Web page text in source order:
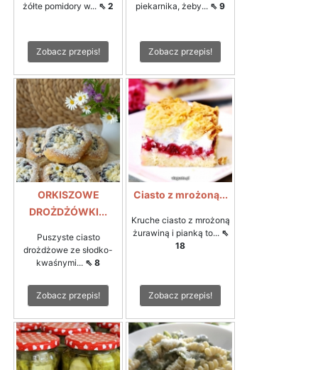
żółte pomidory w... ⇖ 2
Zobacz przepis!
piekarnika, żeby... ⇖ 9
Zobacz przepis!
ORKISZOWE
DROŻDŻÓWKI...
Puszyste ciasto
drożdżowe ze słodko-
kwaśnymi... ⇖ 8
Zobacz przepis!
Ciasto z mrożoną...
Kruche ciasto z mrożoną
żurawiną i pianką to... ⇖
18
Zobacz przepis!